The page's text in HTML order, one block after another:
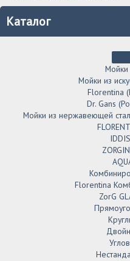
Каталог
Мойки
Мойки из
Florentina
Dr. Gans
Мойки из нержавеющей
Florentina
ZorG